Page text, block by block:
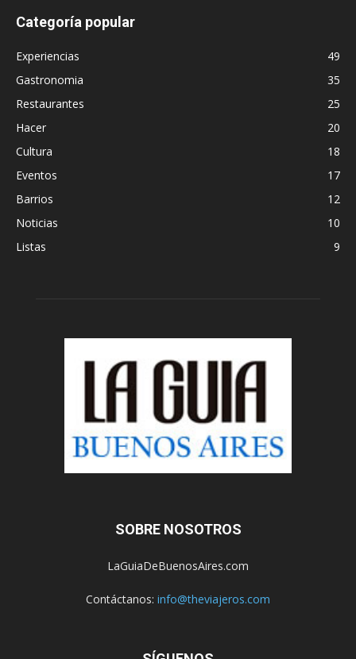
Categoría popular
Experiencias
49
Gastronomia
35
Restaurantes
25
Hacer
20
Cultura
18
Eventos
17
Barrios
12
Noticias
10
Listas
9
SOBRE NOSOTROS
LaGuiaDeBuenosAires.com
Contáctanos: info@theviajeros.com